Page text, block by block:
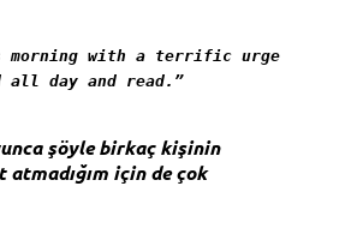
morning with a terrific urge
day and read.”
şöyle birkaç kişinin
için de çok